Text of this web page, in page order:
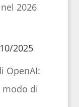
2026
2025
OpenAI:
modo di